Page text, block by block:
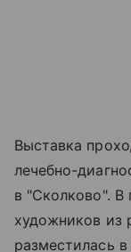
Выставка
лечебно-
в "Сколково". В
художников из
разместилась